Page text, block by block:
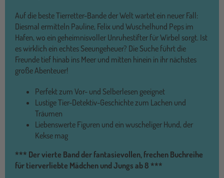
Auf die beste Tierretter-Bande der Welt wartet ein neuer Fall:
Diesmal ermitteln Pauline, Felix und Wuschelhund Peps im
Hafen, wo ein geheimnisvoller Unruhestifter für Wirbel sorgt. Ist
es wirklich ein echtes Seeungeheuer? Die Suche führt die
Freunde tief hinab ins Meer und mitten hinein in ihr nächstes
große Abenteuer!
Perfekt zum Vor- und Selberlesen geeignet
Lustige Tier-Detektiv-Geschichte zum Lachen und
Träumen
Liebenswerte Figuren und ein wuscheliger Hund, der
Kekse mag
*** Der vierte Band der fantasievollen, frechen Buchreihe
für tierverliebte Mädchen und Jungs ab 8 ***